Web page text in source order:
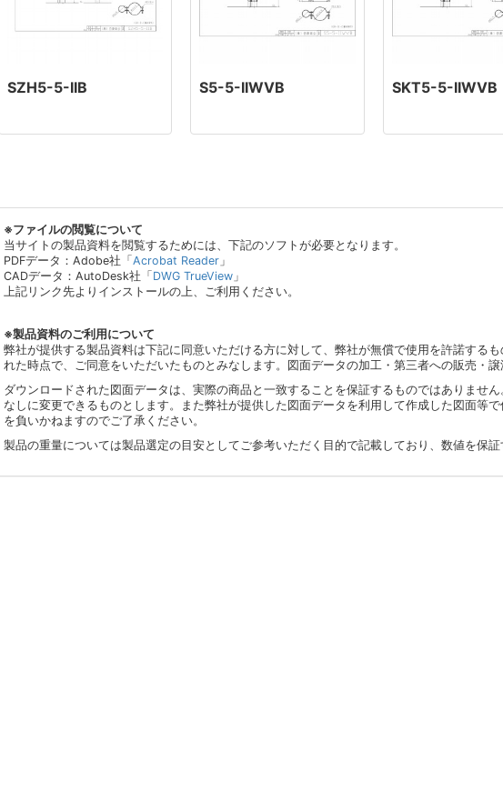
SZH5-5-IIB S5-5-IIWVB SKT5-5-IIWVB
※ファイルの閲覧について
当サイトの製品資料を閲覧するためには、下記のソフトが必要となります。
PDFデータ：Adobe社「 Acrobat Reader」
CADデータ：AutoDesk社「 DWG TrueView」
上記リンク先よりインストールの上、ご利用ください。
※製品資料のご利用について
弊社が提供する製品資料は下記に同意いただける方に対して、弊社が無償で使用を許諾する
れた時点で、ご同意をいただいたものとみなします。図面データの加工・第三者への販売・譲
ダウンロードされた図面データは、実際の商品と一致することを保証するものではありませ
なしに変更できるものとします。また弊社が提供した図面データを利用して作成した図面等
を負いかねますのでご了承ください。
製品の重量については製品選定の目安としてご参考いただく目的で記載しており、数値を保証